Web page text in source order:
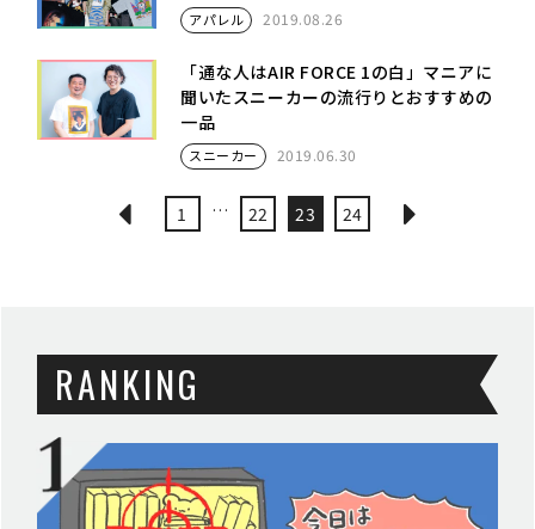
アパレル 2019.08.26
「通な人はAIR FORCE 1の白」マニアに
聞いたスニーカーの流行りとおすすめの
一品
スニーカー 2019.06.30
1 … 22 23 24
RANKING